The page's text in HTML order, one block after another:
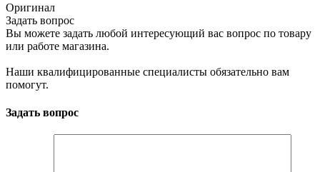
Оригинал
Задать вопрос
Вы можете задать любой интересующий вас вопрос по товару
или работе магазина.
Наши квалифицированные специалисты обязательно вам
помогут.
Задать вопрос